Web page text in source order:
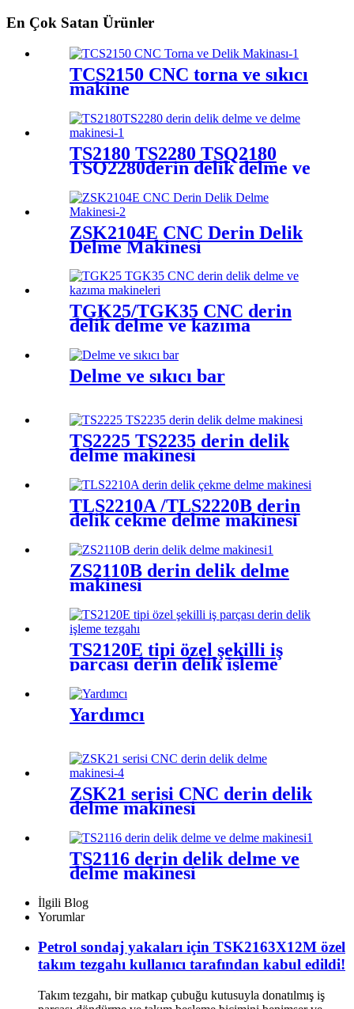
En Çok Satan Ürünler
TCS2150 CNC torna ve sıkıcı
makine
TS2180 TS2280 TSQ2180
TSQ2280derin delik delme ve
delme makinesi
ZSK2104E CNC Derin Delik
Delme Makinesi
TGK25/TGK35 CNC derin
delik delme ve kazıma
Delme ve sıkıcı bar
TS2225 TS2235 derin delik
delme makinesi
TLS2210A /TLS2220B derin
delik çekme delme makinesi
ZS2110B derin delik delme
makinesi
TS2120E tipi özel şekilli iş
parçası derin delik işleme
tezgahı
Yardımcı
ZSK21 serisi CNC derin delik
delme makinesi
TS2116 derin delik delme ve
delme makinesi
İlgili Blog
Yorumlar
Petrol sondaj yakaları için TSK2163X12M özel
takım tezgahı kullanıcı tarafından kabul edildi!
Takım tezgahı, bir matkap çubuğu kutusuyla donatılmış iş